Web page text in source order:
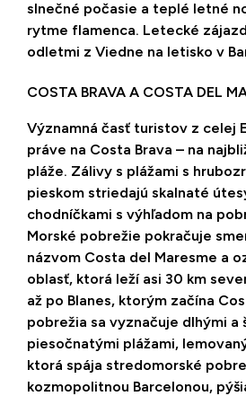
slnečné počasie a teplé letné
rytme flamenca. Letecké
odletmi z Viedne na letisko v
COSTA BRAVA A COSTA DEL
Významná časť turistov z celej
práve na Costa Brava – na
pláže. Zálivy s plážami s
pieskom striedajú skalnaté
chodníčkami s výhľadom na
Morské pobrežie pokračuje
názvom Costa del Maresme a
oblasť, ktorá leží asi 30 km
až po Blanes, ktorým začína
pobrežia sa vyznačuje dlhými a
piesočnatými plážami,
ktorá spája stredomorské
kozmopolitnou Barcelonou,